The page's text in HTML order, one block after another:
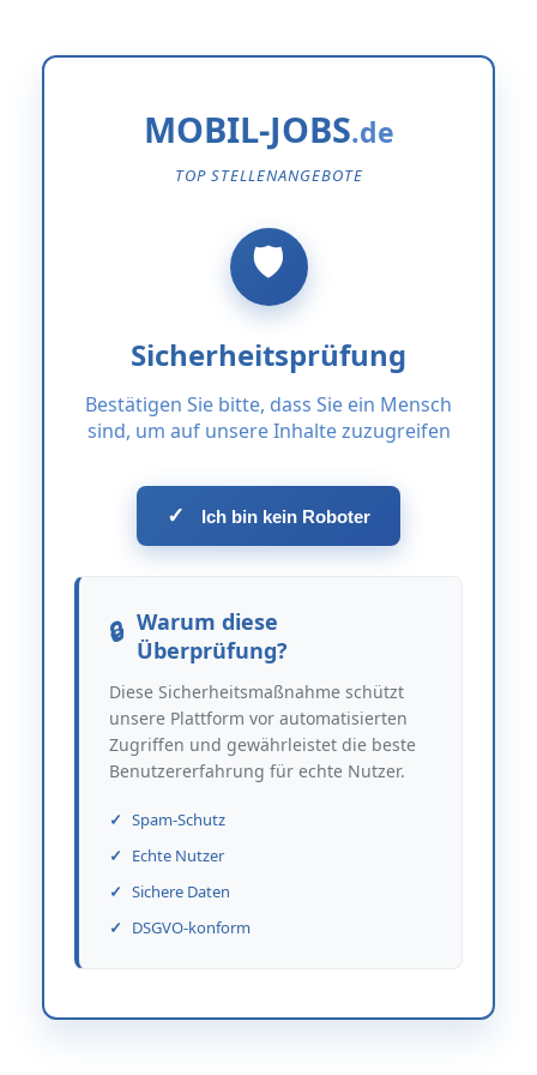
MOBIL-JOBS
TOP STELLENANGEBOTE
Sicherheitsprüfung
Bestätigen Sie bitte, dass Sie ein Mensch
sind, um auf unsere Inhalte zuzugreifen
✓ Ich bin kein Roboter
Warum diese
Überprüfung?
Diese Sicherheitsmaßnahme schützt
unsere Plattform vor automatisierten
Zugriffen und gewährleistet die beste
Benutzererfahrung für echte Nutzer.
Spam-Schutz
Echte Nutzer
Sichere Daten
DSGVO-konform